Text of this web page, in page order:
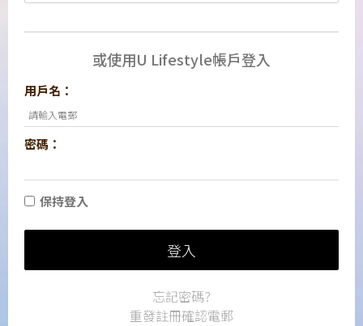
或使用U Lifestyle帳戶登入
用戶名：
密碼：
保持登入
登入
忘記密碼?
重發註冊確認電郵